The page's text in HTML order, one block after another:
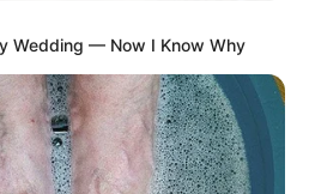
Wedding — Now I Know Why